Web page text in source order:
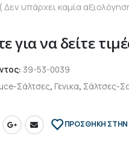
( Δεν υπάρχει καμία
για να δείτε
39-53-0039
Σάλτσες, Γενικα, Σάλτσες-
ΠΡΌΣΘΉΚΗ ΣΤΗΝ